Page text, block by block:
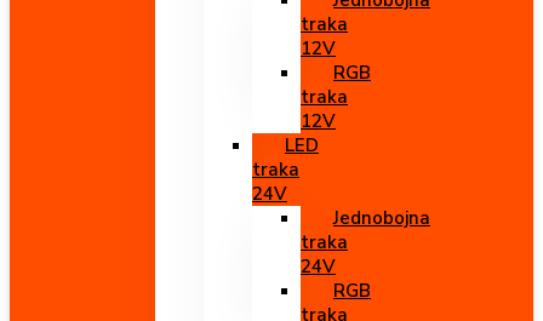
traka
12V
RGB
traka
12V
LED
traka
24V
Jednobojna
traka
24V
RGB
traka